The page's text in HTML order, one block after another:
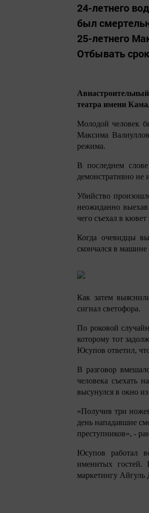
24-летнего
был
25-летнего
Отбывать
театра имени
Молодой человек
Максима
режима.
В последнем
демонстративно не
Убийство
неожиданно
чего съехал в
Когда очевидцы
скончался в
Как затем
сигнал светофора.
По роковой
которому тот
Юсупов ответил,
В разговор
человека съехать
высунулся в окно
«Получив три
день нападавшие
преступников», -
Юсупов работал
именитых гостей.
маркетингу Айгуль